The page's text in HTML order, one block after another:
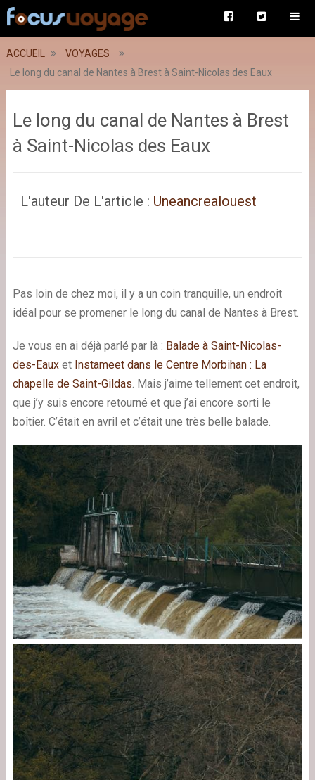
ACCUEIL
VOYAGES
Le long du canal de Nantes à Brest à Saint-Nicolas des Eaux
Le long du canal de Nantes à Brest
à Saint-Nicolas des Eaux
L'auteur De L'article : Uneancrealouest
Pas loin de chez moi, il y a un coin tranquille, un endroit
idéal pour se promener le long du canal de Nantes à Brest.
Je vous en ai déjà parlé par là : Balade à Saint-Nicolas-
des-Eauxet Instameet dans le Centre Morbihan : La
chapelle de Saint-Gildas. Mais j’aime tellement cet endroit,
que j’y suis encore retourné et que j’ai encore sorti le
boîtier. C’était en avril et c’était une très belle balade.